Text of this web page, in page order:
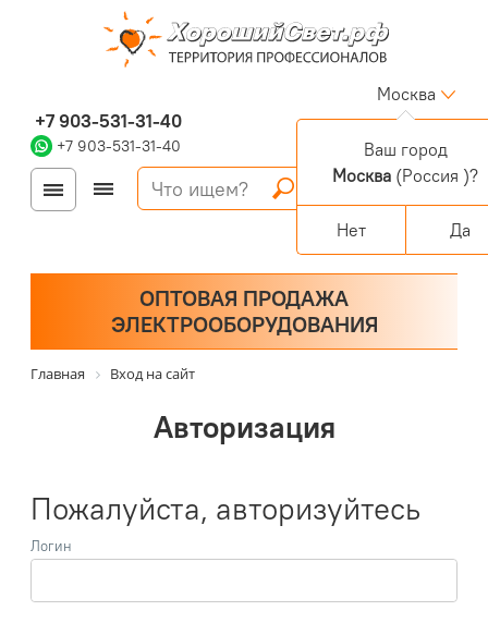
+7 903-531-31-40
+7 903-531-31-40
Москва
Войти
Регистрация
Корзина
0 позиций
Персональный раздел
ОПТОВАЯ ПРОДАЖА
ЭЛЕКТРООБОРУДОВАНИЯ
Главная Вход на сайт
Авторизация
Пожалуйста, авторизуйтесь
Логин
Ваш город
Москва (Россия )?
Нет Да